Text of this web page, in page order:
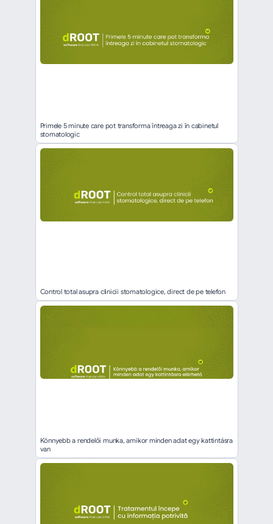
Primele 5 minute care pot transforma întreaga zi în cabinetul
stomatologic
Control total asupra clinicii stomatologice, direct de pe telefon
Könnyebb a rendelői munka, amikor minden adat egy kattintásra
van